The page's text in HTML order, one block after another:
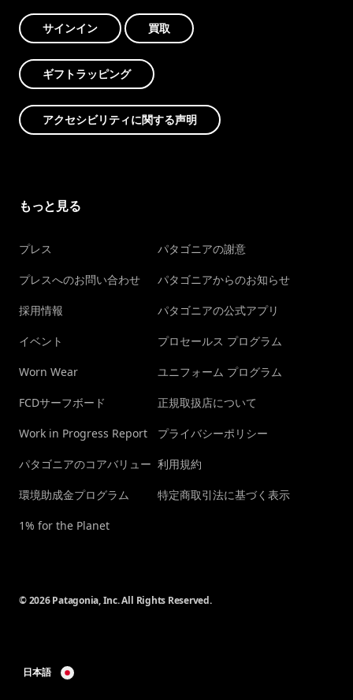
サインイン 買取
ギフトラッピング
アクセシビリティに関する声明
もっと見る
プレス
プレスへのお問い合わせ
採用情報
イベント
Worn Wear
FCDサーフボード
Work in Progress Report
パタゴニアのコアバリュー
環境助成金プログラム
1% for the Planet
パタゴニアの謝意
パタゴニアからのお知らせ
パタゴニアの公式アプリ
プロセールス プログラム
ユニフォーム プログラム
正規取扱店について
プライバシーポリシー
利用規約
特定商取引法に基づく表示
© 2026 Patagonia, Inc. All Rights Reserved.
日本語